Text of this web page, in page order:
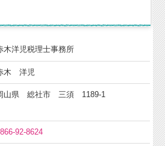
能
ス
木洋児税理士事務所
木 洋児
山県 総社市 三須 1189-1
92-8624